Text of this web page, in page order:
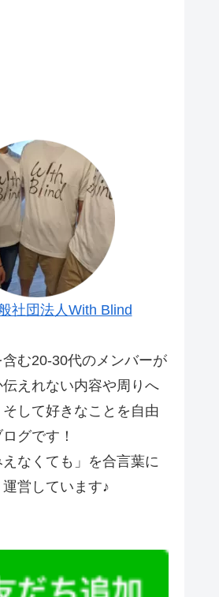
社団法人With Blind
む20-30代のメンバーが
えれない内容や周りへ
して好きなことを自由
グです！
えなくても」を合言葉に
営しています♪